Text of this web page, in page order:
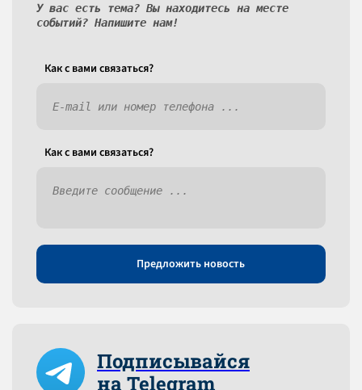
У вас есть тема? Вы находитесь на месте
событий? Напишите нам!
Как c вами связаться?
Как c вами связаться?
Предложить новость
Подписывайся
на Telegram